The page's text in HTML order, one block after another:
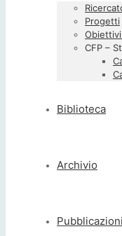
Progetti
CFP –
Biblioteca
Archivio
Pubblicazioni